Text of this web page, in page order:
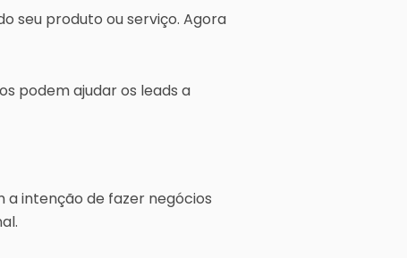
seu produto ou serviço. Agora
podem ajudar os leads a
a intenção de fazer negócios